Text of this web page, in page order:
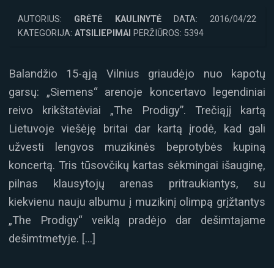
AUTORIUS: GRĖTĖ KAULINYTĖDATA: 2016/04/22
KATEGORIJA: ATSILIEPIMAI PERŽIŪROS: 5394
Balandžio 15-ąją Vilnius griaudėjo nuo kapotų
garsų: „Siemens“ arenoje koncertavo legendiniai
reivo krikštatėviai „The Prodigy”. Trečiąjį kartą
Lietuvoje viešėję britai dar kartą įrodė, kad gali
užvesti lengvos muzikinės beprotybės kupiną
koncertą. Tris tūsovčikų kartas sėkmingai išauginę,
pilnas klausytojų arenas pritraukiantys, su
kiekvienu nauju albumu į muzikinį olimpą grįžtantys
„The Prodigy“ veiklą pradėjo dar dešimtajame
dešimtmetyje. […]